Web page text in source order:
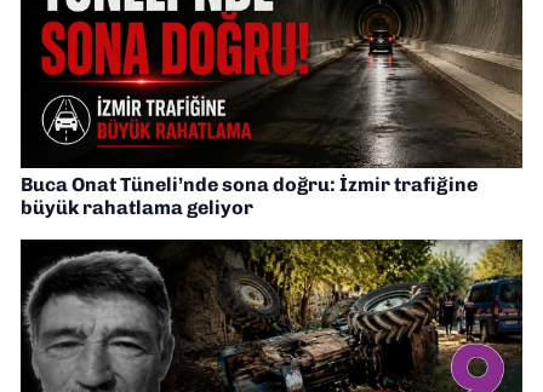
Buca Onat Tüneli’nde sona doğru: İzmir trafiğine
büyük rahatlama geliyor